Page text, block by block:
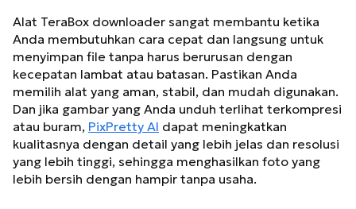
Alat TeraBox downloader sangat membantu ketika
Anda membutuhkan cara cepat dan langsung untuk
menyimpan file tanpa harus berurusan dengan
kecepatan lambat atau batasan. Pastikan Anda
memilih alat yang aman, stabil, dan mudah digunakan.
Dan jika gambar yang Anda unduh terlihat terkompresi
atau buram, PixPretty AI dapat meningkatkan
kualitasnya dengan detail yang lebih jelas dan resolusi
yang lebih tinggi, sehingga menghasilkan foto yang
lebih bersih dengan hampir tanpa usaha.